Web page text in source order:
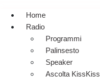
Home
Radio
Programmi
Palinsesto
Speaker
Ascolta KissKiss